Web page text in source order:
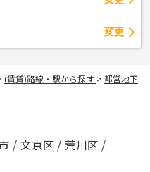
変更
(賃貸)路線・駅から探す > 都営地下
/ 文京区 / 荒川区 /